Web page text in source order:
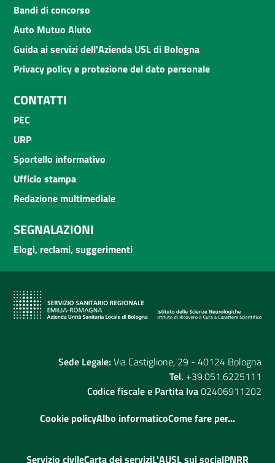
Bandi di concorso
Auto Mutuo Aiuto
Guida ai servizi dell'Azienda USL di Bologna
Privacy policy e protezione del dato personale
CONTATTI
PEC
URP
Sportello informativo
Ufficio stampa
Redazione multimediale
SEGNALAZIONI
Elogi, reclami, suggerimenti
Sede Legale: Via Castiglione, 29 - 40124 Bologna
Tel. +39.051.6225111
Codice fiscale e Partita Iva02406911202
Cookie policyAlbo informaticoCome fare per...
Servizio civileCarta dei serviziL'AUSL sui socialPNRR